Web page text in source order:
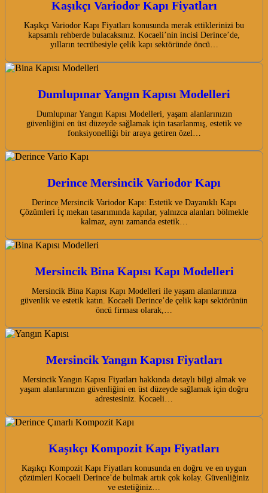
Kaşıkçı Variodor Kapı Fiyatları
Kaşıkçı Variodor Kapı Fiyatları konusunda merak ettiklerinizi bu
kapsamlı rehberde bulacaksınız. Kocaeli’nin incisi Derince’de,
yılların tecrübesiyle çelik kapı sektöründe öncü…
Dumlupınar Yangın Kapısı Modelleri
Dumlupınar Yangın Kapısı Modelleri, yaşam alanlarınızın
güvenliğini en üst düzeyde sağlamak için tasarlanmış, estetik ve
fonksiyonelliği bir araya getiren özel…
Derince Mersincik Variodor Kapı
Derince Mersincik Variodor Kapı: Estetik ve Dayanıklı Kapı
Çözümleri İç mekan tasarımında kapılar, yalnızca alanları bölmekle
kalmaz, aynı zamanda estetik…
Mersincik Bina Kapısı Kapı Modelleri
Mersincik Bina Kapısı Kapı Modelleri ile yaşam alanlarınıza
güvenlik ve estetik katın. Kocaeli Derince’de çelik kapı sektörünün
öncü firması olarak,…
Mersincik Yangın Kapısı Fiyatları
Mersincik Yangın Kapısı Fiyatları hakkında detaylı bilgi almak ve
yaşam alanlarınızın güvenliğini en üst düzeyde sağlamak için doğru
adrestesiniz. Kocaeli…
Kaşıkçı Kompozit Kapı Fiyatları
Kaşıkçı Kompozit Kapı Fiyatları konusunda en doğru ve en uygun
çözümleri Kocaeli Derince’de bulmak artık çok kolay. Güvenliğiniz
ve estetiğiniz…